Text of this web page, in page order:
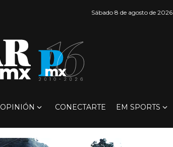
Sábado 8 de agosto de 2026
OPINIÓN CONECTARTE EM SPORTS